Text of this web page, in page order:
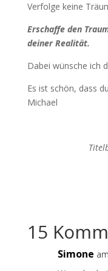
Verfolge keine
Erschaffe den
deiner Realität.
Dabei wünsche ich
Es ist schön, dass
Michael
15
Simone